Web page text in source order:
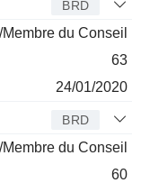
BRD
du Conseil
63
24/01/2020
BRD
du Conseil
60